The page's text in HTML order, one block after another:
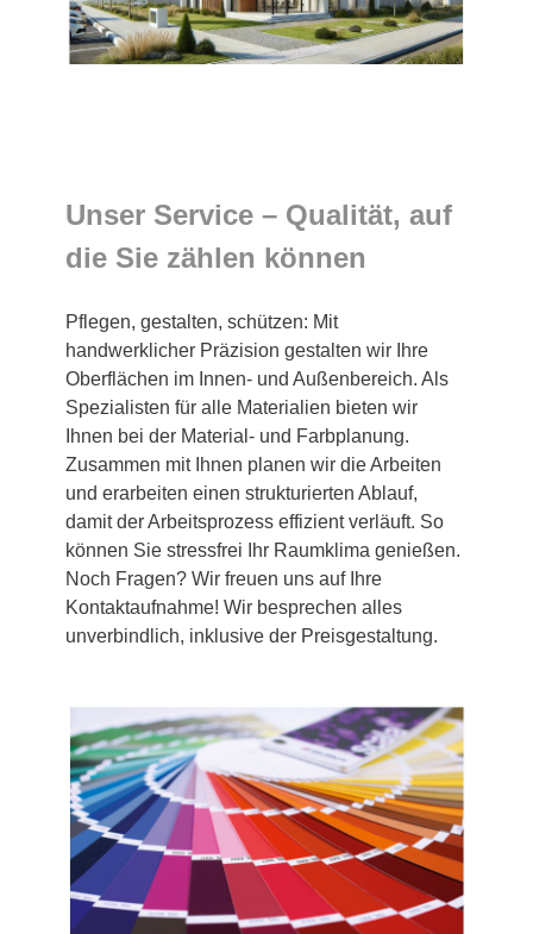
Unser Service – Qualität, auf
die Sie zählen können
Pflegen, gestalten, schützen: Mit
handwerklicher Präzision gestalten wir Ihre
Oberflächen im Innen- und Außenbereich. Als
Spezialisten für alle Materialien bieten wir
Ihnen bei der Material- und Farbplanung.
Zusammen mit Ihnen planen wir die Arbeiten
und erarbeiten einen strukturierten Ablauf,
damit der Arbeitsprozess effizient verläuft. So
können Sie stressfrei Ihr Raumklima genießen.
Noch Fragen? Wir freuen uns auf Ihre
Kontaktaufnahme! Wir besprechen alles
unverbindlich, inklusive der Preisgestaltung.